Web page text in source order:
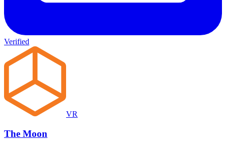
Verified
VR
The Moon